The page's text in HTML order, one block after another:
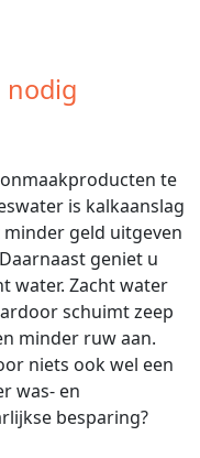
nodig
te
is kalkaanslag
geld uitgeven
geniet u
water. Zacht water
schuimt zeep
minder ruw aan.
niets ook wel een
was- en
besparing?